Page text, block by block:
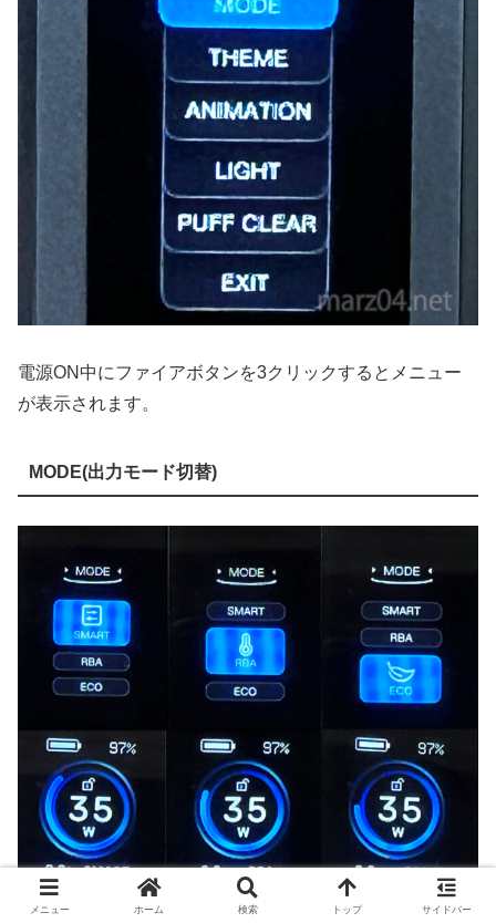
電源ON中にファイアボタンを3クリックするとメニュー
が表示されます。
MODE(出力モード切替)
メニュー ホーム 検索 トップ サイドバー